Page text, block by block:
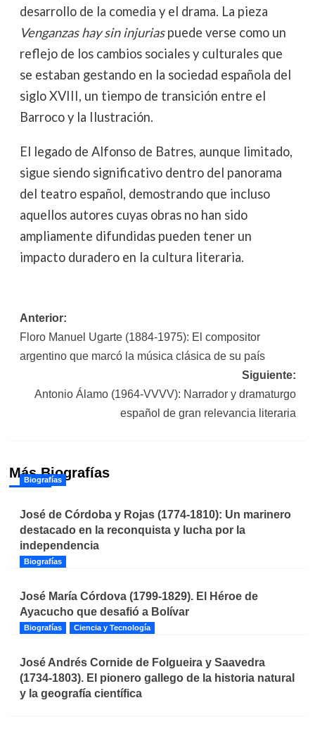
desarrollo de la comedia y el drama. La pieza
Venganzas hay sin injuriaspuede verse como un
reflejo de los cambios sociales y culturales que
se estaban gestando en la sociedad española del
siglo XVIII, un tiempo de transición entre el
Barroco y la Ilustración.
El legado de Alfonso de Batres, aunque limitado,
sigue siendo significativo dentro del panorama
del teatro español, demostrando que incluso
aquellos autores cuyas obras no han sido
ampliamente difundidas pueden tener un
impacto duradero en la cultura literaria.
Navegación
de
entradas
Anterior:
Floro Manuel Ugarte (1884-1975): El compositor
argentino que marcó la música clásica de su país
Siguiente:
Antonio Álamo (1964-VVVV): Narrador y dramaturgo
español de gran relevancia literaria
Más Biografías
Biografías
José de Córdoba y Rojas (1774-1810): Un marinero
destacado en la reconquista y lucha por la
independencia
Biografías
José María Córdova (1799-1829). El Héroe de
Ayacucho que desafió a Bolívar
Biografías Ciencia y Tecnología
José Andrés Cornide de Folgueira y Saavedra
(1734-1803). El pionero gallego de la historia natural
y la geografía científica